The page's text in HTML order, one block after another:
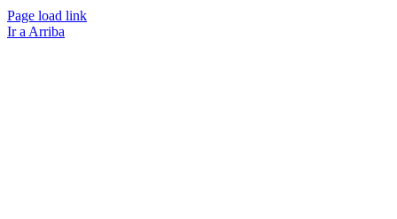
Page load link
Ir a Arriba